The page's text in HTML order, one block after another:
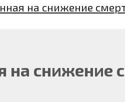
на снижение
на снижение